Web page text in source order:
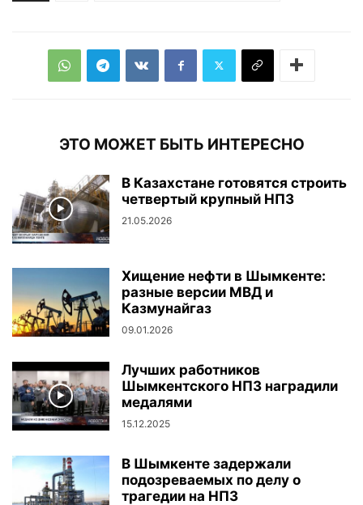
ЭТО МОЖЕТ БЫТЬ ИНТЕРЕСНО
В Казахстане готовятся строить
четвертый крупный НПЗ
21.05.2026
Хищение нефти в Шымкенте:
разные версии МВД и
Казмунайгаз
09.01.2026
Лучших работников
Шымкентского НПЗ наградили
медалями
15.12.2025
В Шымкенте задержали
подозреваемых по делу о
трагедии на НПЗ